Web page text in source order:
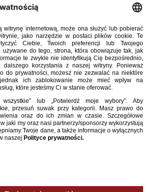
NA TURNIEJ KWALIFIKACYJNY DO
do lat 19 Wojciech Kobeszko ogłosił listę
na turniej I rundy kwalifikacji do turnieju
Europy, który odbędzie się w dniach 11-17
Polacy zagrają z Macedonią Północną (11
Kazachstanem (14 października, 13:15,
(17 października, 15:30, Bydgoszcz).